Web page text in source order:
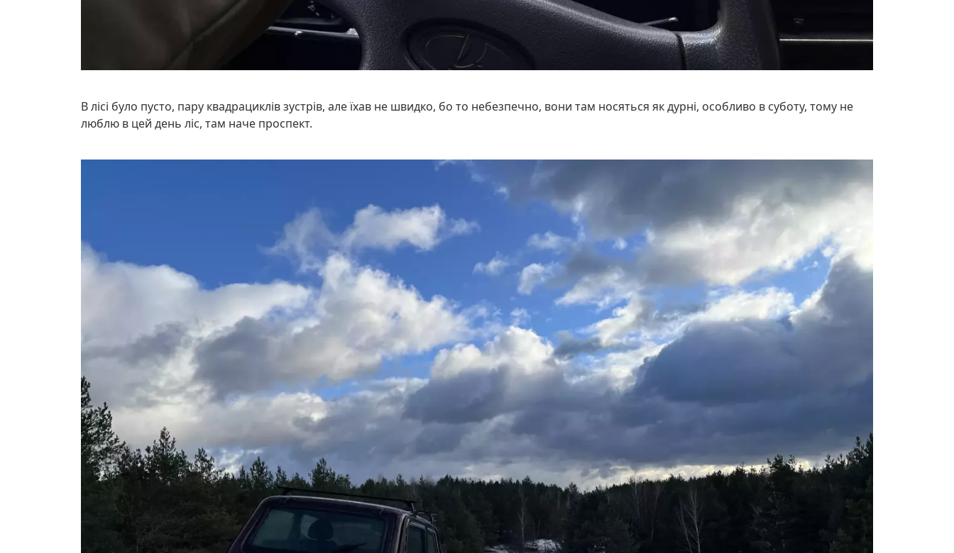
В лісі було пусто, пару квадрациклів зустрів, але їхав не швидко, бо то небезпечно, вони там носяться як дурні, особливо в суботу, тому не
люблю в цей день ліс, там наче проспект.